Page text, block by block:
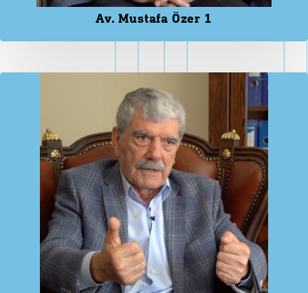
Av. Mustafa Özer 1